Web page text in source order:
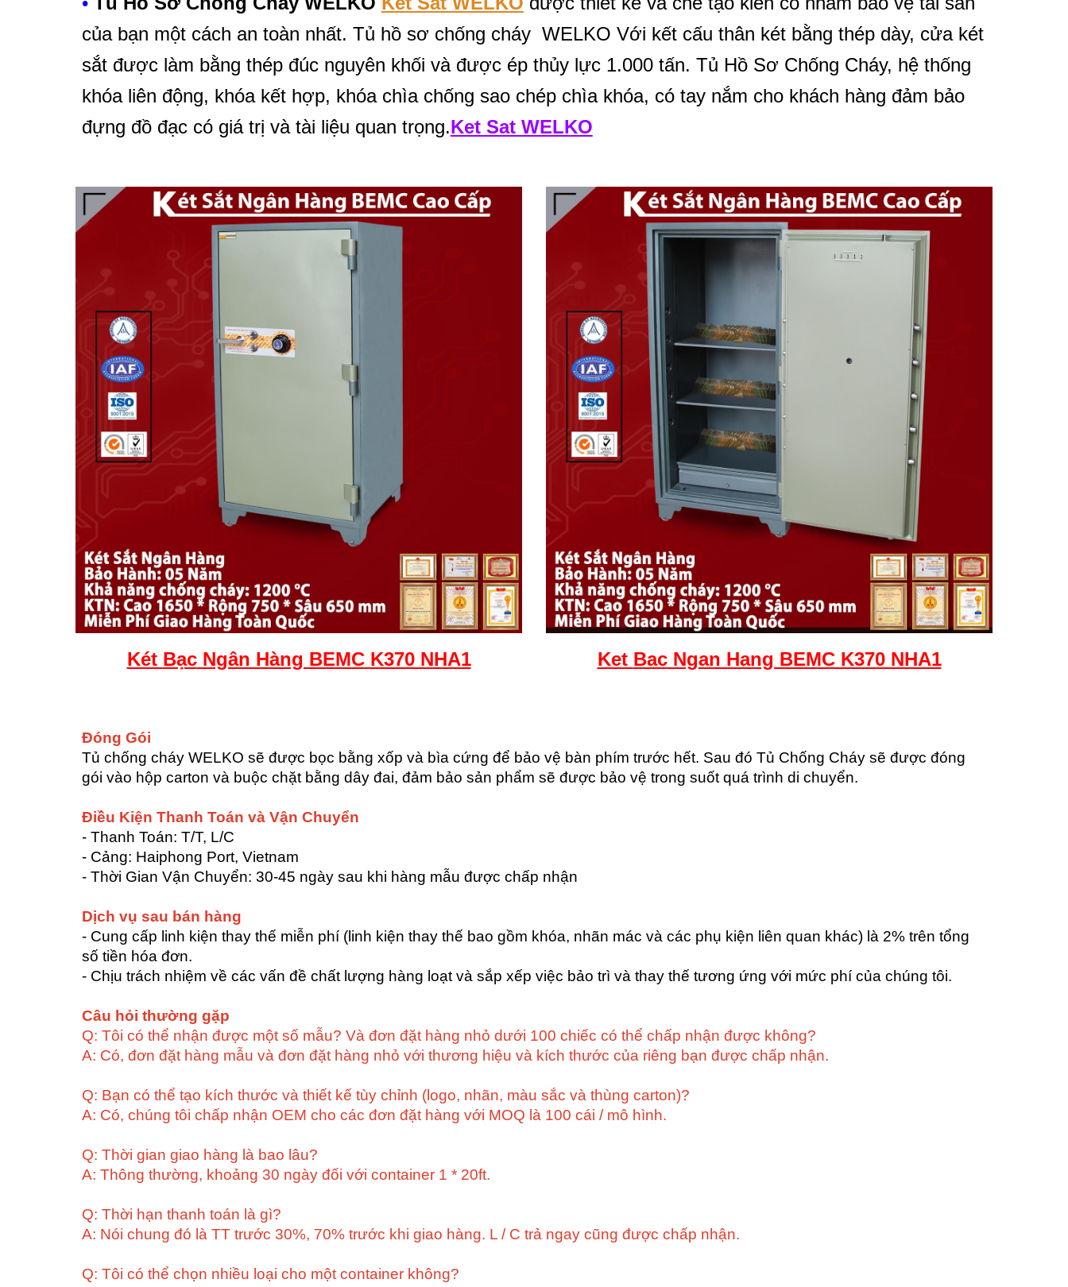
của bạn một cách an toàn nhất. Tủ hồ sơ chống cháy WELKO Với kết cấu thân két bằng thép dày, cửa két
sắt được làm bằng thép đúc nguyên khối và được ép thủy lực 1.000 tấn. Tủ Hồ Sơ Chống Cháy, hệ thống
khóa liên động, khóa kết hợp, khóa chìa chống sao chép chìa khóa, có tay nắm cho khách hàng đảm bảo
đựng đồ đạc có giá trị và tài liệu quan trọng.Ket Sat WELKO
Két BạcNgân Hàng BEMC K370 NHA1 Ket BacNgan Hang BEMC K370 NHA1
Đóng Gói
Tủ chống cháy WELKO sẽ được bọc bằng xốp và bìa cứng để bảo vệ bàn phím trước hết. Sau đó Tủ Chống Cháy sẽ được đóng
gói vào hộp carton và buộc chặt bằng dây đai, đảm bảo sản phẩm sẽ được bảo vệ trong suốt quá trình di chuyển.
Điều Kiện Thanh Toán và Vận Chuyển
- Thanh Toán: T/T, L/C
- Cảng: Haiphong Port, Vietnam
- Thời Gian Vận Chuyển: 30-45 ngày sau khi hàng mẫu được chấp nhận
Dịch vụ sau bán hàng
- Cung cấp linh kiện thay thế miễn phí (linh kiện thay thế bao gồm khóa, nhãn mác và các phụ kiện liên quan khác) là 2% trên tổng
số tiền hóa đơn.
- Chịu trách nhiệm về các vấn đề chất lượng hàng loạt và sắp xếp việc bảo trì và thay thế tương ứng với mức phí của chúng tôi.
Câu hỏi thường gặp
Q: Tôi có thể nhận được một số mẫu? Và đơn đặt hàng nhỏ dưới 100 chiếc có thể chấp nhận được không?
A: Có, đơn đặt hàng mẫu và đơn đặt hàng nhỏ với thương hiệu và kích thước của riêng bạn được chấp nhận.
Q: Bạn có thể tạo kích thước và thiết kế tùy chỉnh (logo, nhãn, màu sắc và thùng carton)?
A: Có, chúng tôi chấp nhận OEM cho các đơn đặt hàng với MOQ là 100 cái / mô hình.
Q: Thời gian giao hàng là bao lâu?
A: Thông thường, khoảng 30 ngày đối với container 1 * 20ft.
Q: Thời hạn thanh toán là gì?
A: Nói chung đó là TT trước 30%, 70% trước khi giao hàng. L / C trả ngay cũng được chấp nhận.
Q: Tôi có thể chọn nhiều loại cho một container không?